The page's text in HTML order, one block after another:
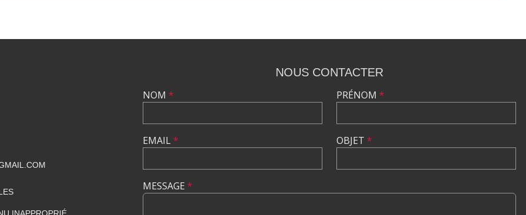
INAPPROPRIÉ
NOUS CONTACTER
NOM *
EMAIL*
PRÉNOM *
OBJET *
MESSAGE *